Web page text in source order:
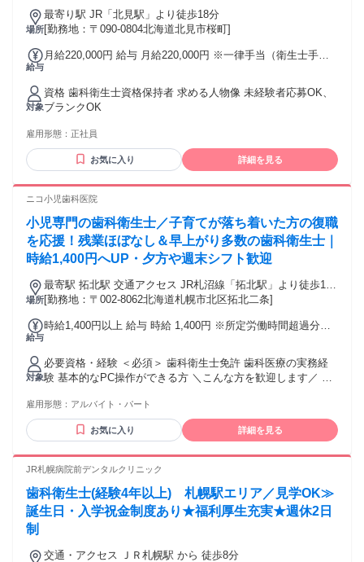
場所
最寄り駅 JR「北見駅」より徒歩18分
[勤務地：〒090-0804北海道北見市桜町]
給与
月給220,000円 給与 月給220,000円 ※一律手当（衛生士手当
対象
資格 歯科衛生士資格保持者 求める人物像 未経験者応募OK、
ブランクOK
雇用形態： 正社員
お気に入り 詳細を見る
ニコ小児歯科医院
小児専門の歯科衛生士／子育てが落ち着いた方の復職
を応援！残業ほぼなし＆早上がり多数の歯科衛生士｜
時給1,400円へUP・夕方や週末シフト歓迎
場所
最寄駅 拓北駅 交通アクセス JR札沼線「拓北駅」より徒歩12
分 車通勤OK／バイク通勤OK
[勤務地：〒002-8062北海道札幌市北区拓北二条]
給与
時給1,400円以上 給与 時給 1,400円 ※所定労働時間超過分の
対象
必要資格・経験 ＜必須＞ 歯科衛生士免許 歯科医療の実務経
験 基本的なPC操作ができる方 ＼こんな方を歓迎します／ ブ
て、社会復帰を目指している方 「平日の夕方」「土曜」「日
曜（月2回程度）」に力を貸してくださる方
雇用形態： アルバイト・パート
お気に入り 詳細を見る
JR札幌病院前デンタルクリニック
歯科衛生士(経験4年以上) 札幌駅エリア／見学OK≫
誕生日・入学祝金制度あり★福利厚生充実★週休2日
制
交通・アクセス ＪＲ札幌駅 から 徒歩8分